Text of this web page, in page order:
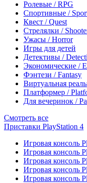
Ролевые / RPG
Спортивные /
Квест / Quest
Стрелялки /
Ужасы / Horror
Игры для детей
Детективы /
Экономические /
Фэнтези / Fantasy
Виртуальная
Платформер /
Для вечеринок /
Смотреть все
Приставки PlayStation 4
Игровая консоль
Игровая консоль
Игровая консоль
Игровая консоль
Игровая консоль